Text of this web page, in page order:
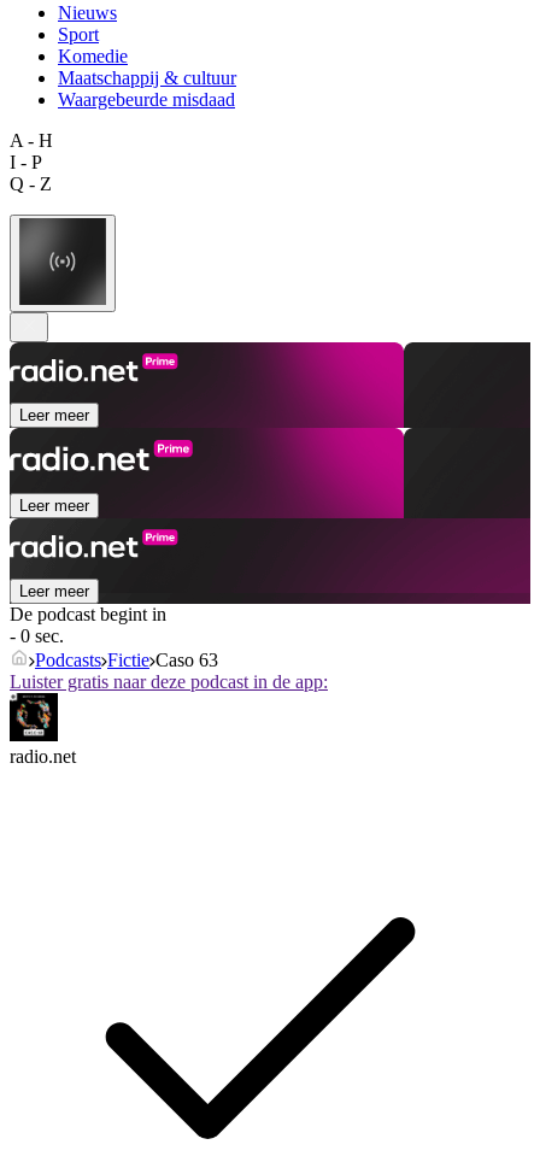
Nieuws
Sport
Komedie
Maatschappij & cultuur
Waargebeurde misdaad
A - H
I - P
Q - Z
Leer meer
Leer meer
Leer meer
De podcast begint in
- 0 sec.
Podcasts Fictie Caso 63
Luister gratis naar deze podcast in de app:
radio.net